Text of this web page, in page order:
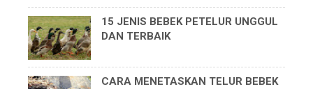
15 JENIS BEBEK PETELUR UNGGUL
DAN TERBAIK
CARA MENETASKAN TELUR BEBEK